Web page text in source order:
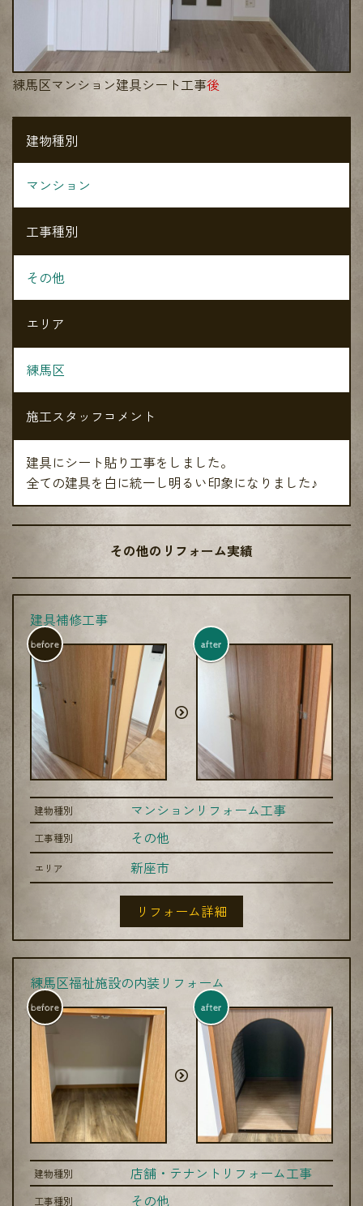
練馬区マンション建具シート工事後
建物種別
マンション
工事種別
その他
エリア
練馬区
施工スタッフコメント
建具にシート貼り工事をしました。
全ての建具を白に統一し明るい印象になりました♪
その他のリフォーム実績
建具補修工事
before after
建物種別 マンションリフォーム工事
工事種別 その他
エリア 新座市
リフォーム詳細
練馬区福祉施設の内装リフォーム
before after
建物種別 店舗・テナントリフォーム工事
工事種別 その他